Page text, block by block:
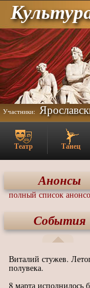
Участники:
Театр Танец
Анонсы
полный список
События
Виталий стужев.
полувека.
8 марта исполнилось